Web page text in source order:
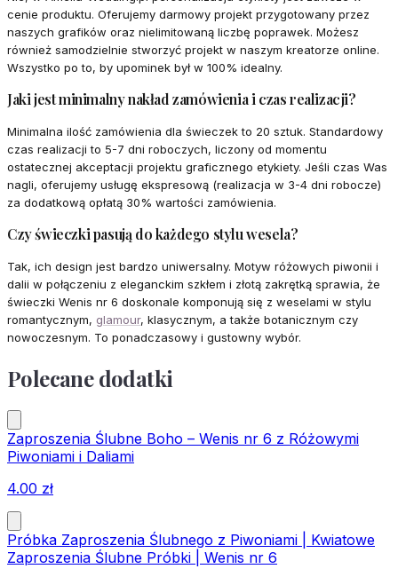
cenie produktu. Oferujemy darmowy projekt przygotowany przez
naszych grafików oraz nielimitowaną liczbę poprawek. Możesz
również samodzielnie stworzyć projekt w naszym kreatorze online.
Wszystko po to, by upominek był w 100% idealny.
Jaki jest minimalny nakład zamówienia i czas realizacji?
Minimalna ilość zamówienia dla świeczek to 20 sztuk. Standardowy
czas realizacji to 5-7 dni roboczych, liczony od momentu
ostatecznej akceptacji projektu graficznego etykiety. Jeśli czas Was
nagli, oferujemy usługę ekspresową (realizacja w 3-4 dni robocze)
za dodatkową opłatą 30% wartości zamówienia.
Czy świeczki pasują do każdego stylu wesela?
Tak, ich design jest bardzo uniwersalny. Motyw różowych piwonii i
dalii w połączeniu z eleganckim szkłem i złotą zakrętką sprawia, że
świeczki Wenis nr 6 doskonale komponują się z weselami w stylu
romantycznym, glamour, klasycznym, a także botanicznym czy
nowoczesnym. To ponadczasowy i gustowny wybór.
Polecane dodatki
Zaproszenia Ślubne Boho – Wenis nr 6 z Różowymi
Piwoniami i Daliami
4.00 zł
Próbka Zaproszenia Ślubnego z Piwoniami | Kwiatowe
Zaproszenia Ślubne Próbki | Wenis nr 6